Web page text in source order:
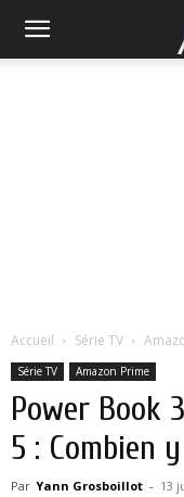
Accueil Série TV
Série TV Amazon Prime
Power Book
5 : Combien
Par Yann Grosboillot - 13